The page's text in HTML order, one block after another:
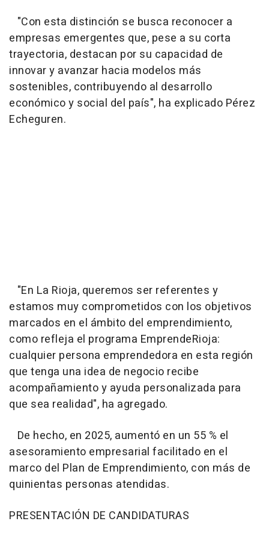
"Con esta distinción se busca reconocer a
empresas emergentes que, pese a su corta
trayectoria, destacan por su capacidad de
innovar y avanzar hacia modelos más
sostenibles, contribuyendo al desarrollo
económico y social del país", ha explicado Pérez
Echeguren.
"En La Rioja, queremos ser referentes y
estamos muy comprometidos con los objetivos
marcados en el ámbito del emprendimiento,
como refleja el programa EmprendeRioja:
cualquier persona emprendedora en esta región
que tenga una idea de negocio recibe
acompañamiento y ayuda personalizada para
que sea realidad", ha agregado.
De hecho, en 2025, aumentó en un 55 % el
asesoramiento empresarial facilitado en el
marco del Plan de Emprendimiento, con más de
quinientas personas atendidas.
PRESENTACIÓN DE CANDIDATURAS